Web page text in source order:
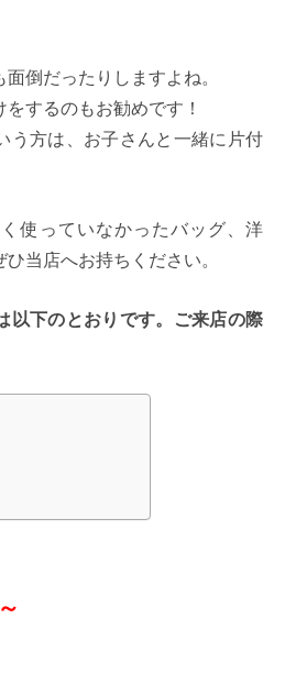
倒だったりしますよね。
するのもお勧めです！
う方は、お子さんと一緒に片付
使っていなかったバッグ、洋
当店へお持ちください。
以下のとおりです。ご来店の際